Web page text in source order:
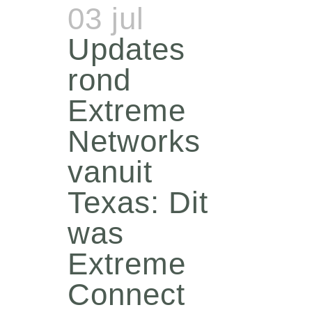
03 jul
Updates
rond
Extreme
Networks
vanuit
Texas: Dit
was
Extreme
Connect